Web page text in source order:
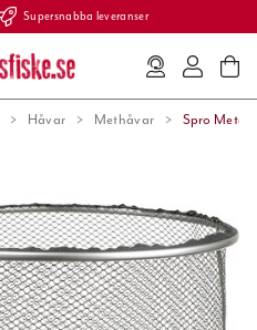
Supersnabba leveranser
Håvar Methåvar Spro